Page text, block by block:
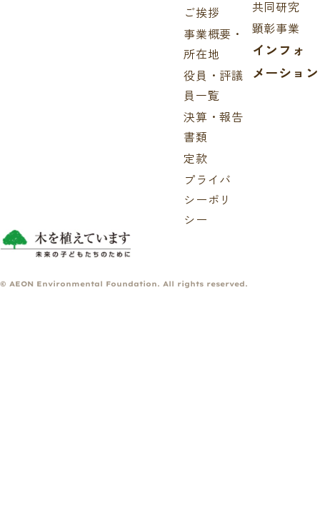
ご挨拶
事業概要・
所在地
役員・評議
員一覧
決算・報告
書類
定款
プライバ
シーポリ
シー
共同研究
顕彰事業
インフォ
メーション
© AEON Environmental Foundation. All rights reserved.